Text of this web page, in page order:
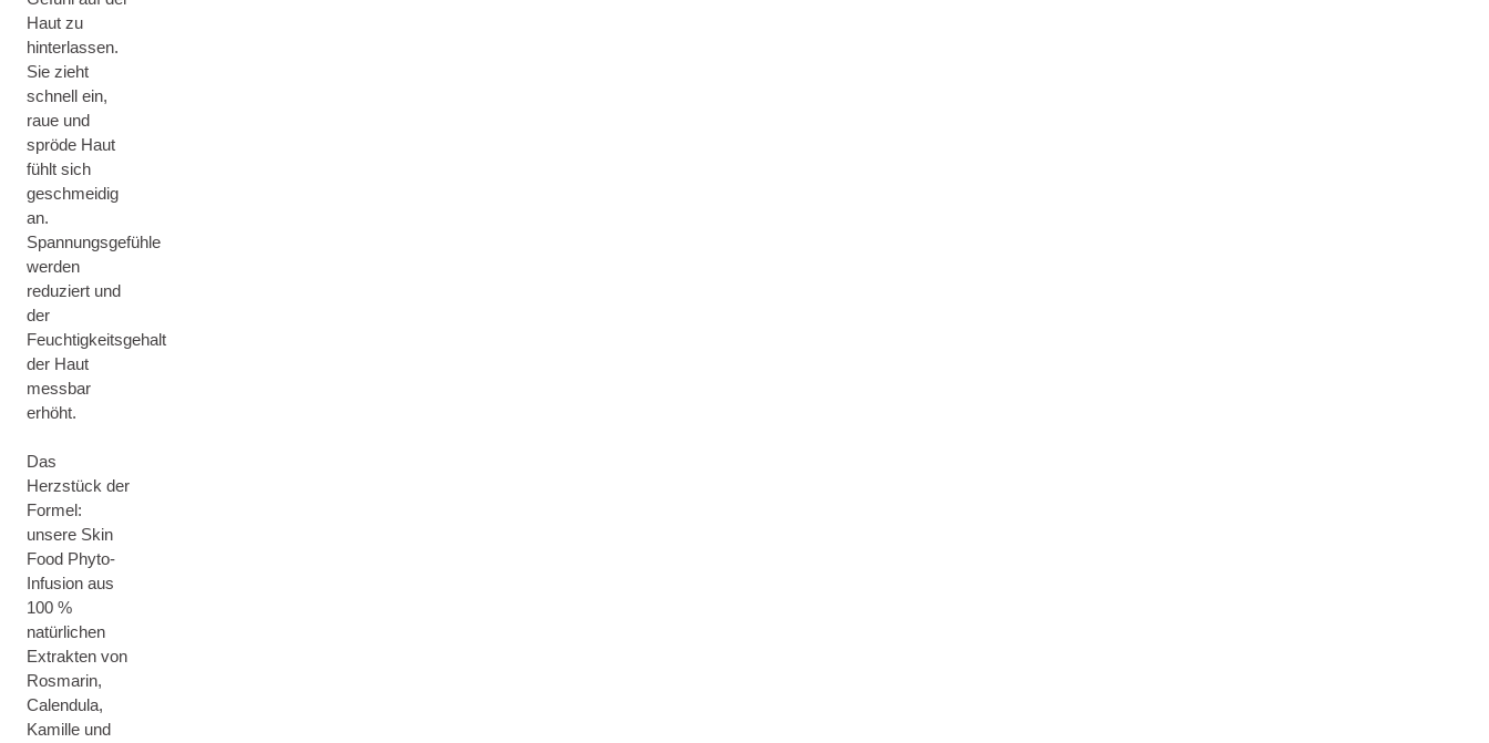
Haut zu
hinterlassen.
Sie zieht
schnell ein,
raue und
spröde Haut
fühlt sich
geschmeidig
an.
Spannungsgefühle
werden
reduziert und
der
Feuchtigkeitsgehalt
der Haut
messbar
erhöht.
Das
Herzstück der
Formel:
unsere Skin
Food Phyto-
Infusion aus
100 %
natürlichen
Extrakten von
Rosmarin,
Calendula,
Kamille und